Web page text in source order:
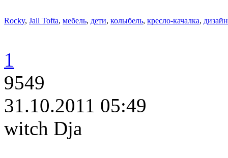
Rocky, Jall Tofta, мебель, дети, колыбель, кресло-качалка, дизайн
1
9549
31.10.2011 05:49
witch Dja